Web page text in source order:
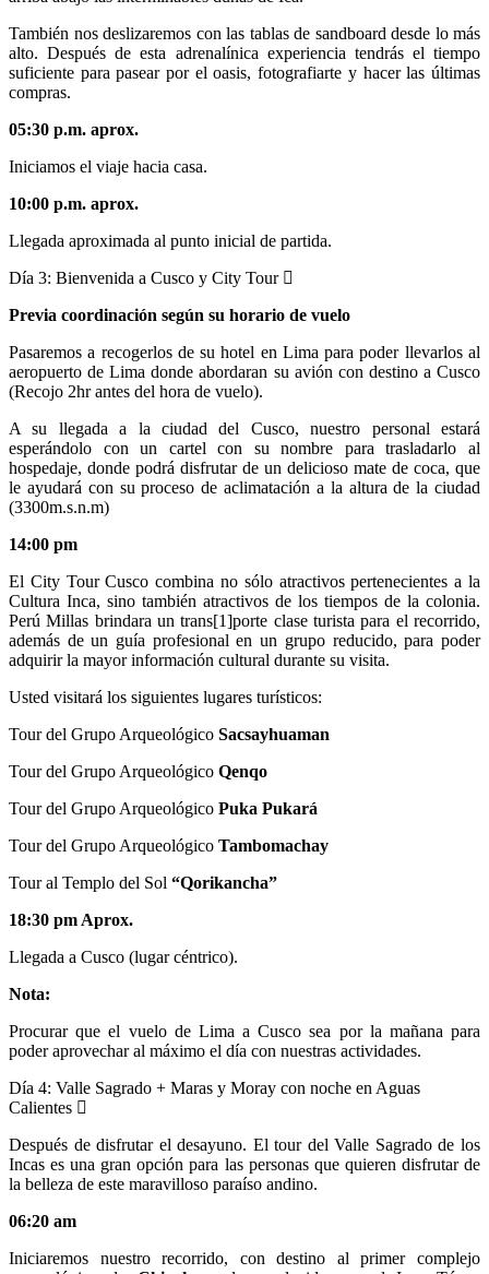
También nos deslizaremos con las tablas de sandboard desde lo más
alto. Después de esta adrenalínica experiencia tendrás el tiempo
suficiente para pasear por el oasis, fotografiarte y hacer las últimas
compras.
05:30 p.m. aprox.
Iniciamos el viaje hacia casa.
10:00 p.m. aprox.
Llegada aproximada al punto inicial de partida.
Día 3: Bienvenida a Cusco y City Tour
Previa coordinación según su horario de vuelo
Pasaremos a recogerlos de su hotel en Lima para poder llevarlos al
aeropuerto de Lima donde abordaran su avión con destino a Cusco
(Recojo 2hr antes del hora de vuelo).
A su llegada a la ciudad del Cusco, nuestro personal estará
esperándolo con un cartel con su nombre para trasladarlo al
hospedaje, donde podrá disfrutar de un delicioso mate de coca, que
le ayudará con su proceso de aclimatación a la altura de la ciudad
(3300m.s.n.m)
14:00 pm
El City Tour Cusco combina no sólo atractivos pertenecientes a la
Cultura Inca, sino también atractivos de los tiempos de la colonia.
Perú Millas brindara un trans[1]porte clase turista para el recorrido,
además de un guía profesional en un grupo reducido, para poder
adquirir la mayor información cultural durante su visita.
Usted visitará los siguientes lugares turísticos:
Tour del Grupo Arqueológico Sacsayhuaman
Tour del Grupo Arqueológico Qenqo
Tour del Grupo Arqueológico Puka Pukará
Tour del Grupo Arqueológico Tambomachay
Tour al Templo del Sol “Qorikancha”
18:30 pm Aprox.
Llegada a Cusco (lugar céntrico).
Nota:
Procurar que el vuelo de Lima a Cusco sea por la mañana para
poder aprovechar al máximo el día con nuestras actividades.
Día 4: Valle Sagrado + Maras y Moray con noche en Aguas
Calientes
Después de disfrutar el desayuno. El tour del Valle Sagrado de los
Incas es una gran opción para las personas que quieren disfrutar de
la belleza de este maravilloso paraíso andino.
06:20 am
Iniciaremos nuestro recorrido, con destino al primer complejo